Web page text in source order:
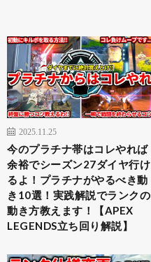
2025.11.25
今のプラチナ帯はコレやれば
余裕でシーズン27ダイヤ行け
るよ！プラチナがやるべき動
き10選！実践解説でランクの
動き方教えます！【APEX
LEGENDS立ち回り解説】